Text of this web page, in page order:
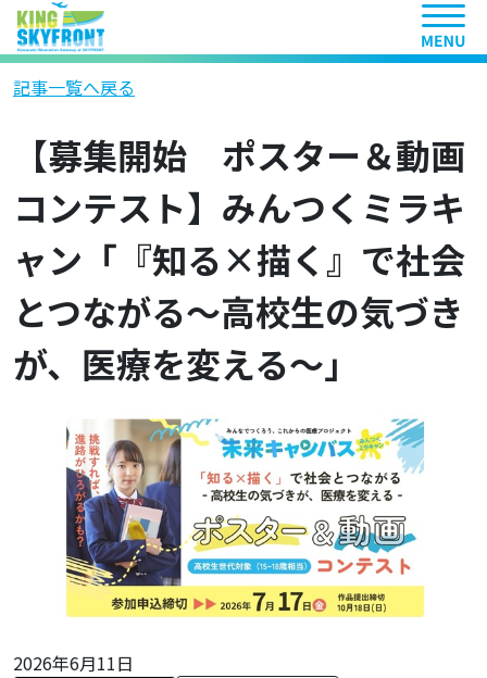
ヘッ
記事一覧へ戻る
【募集開始 ポスター＆動画
コンテスト】みんつくミラキ
ャン「『知る×描く』で社会
とつながる〜高校生の気づき
が、医療を変える〜」
2026年6月11日